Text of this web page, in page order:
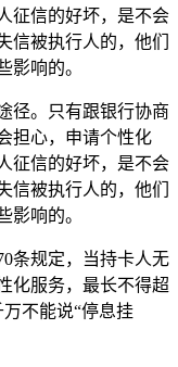
征信的好坏，是不会
信被执行人的，他们
影响的。
径。只有跟银行协商
担心，申请个性化
征信的好坏，是不会
信被执行人的，他们
影响的。
条规定，当持卡人无
化服务，最长不得超
不能说“停息挂